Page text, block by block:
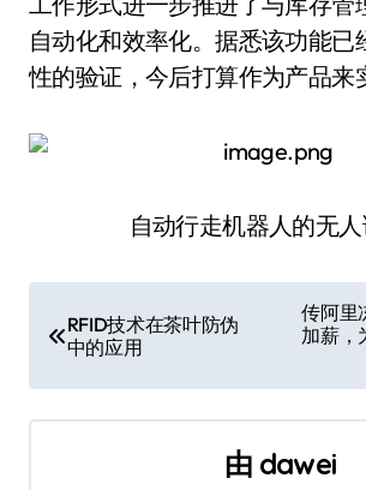
自动化和效率化。据悉该功能已
性的验证，今后打算作为产品来
自动行走机器人的无
章
导
RFID技术在茶叶防伪
中的应用
传阿里
加薪，
由 dawei